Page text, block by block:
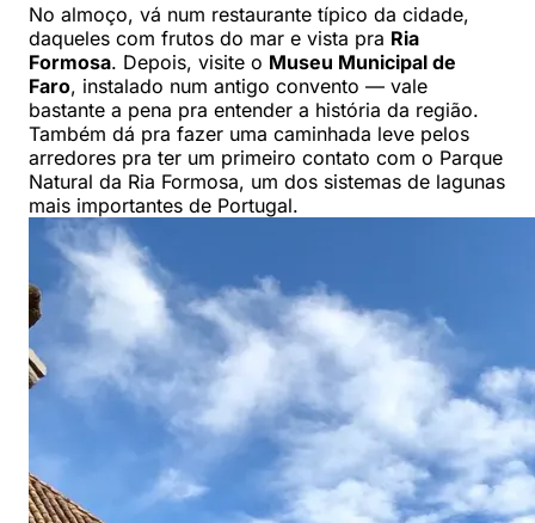
No almoço, vá num restaurante típico da cidade,
daqueles com frutos do mar e vista pra Ria
Formosa. Depois, visite o Museu Municipal de
Faro, instalado num antigo convento — vale
bastante a pena pra entender a história da região.
Também dá pra fazer uma caminhada leve pelos
arredores pra ter um primeiro contato com o Parque
Natural da Ria Formosa, um dos sistemas de lagunas
mais importantes de Portugal.